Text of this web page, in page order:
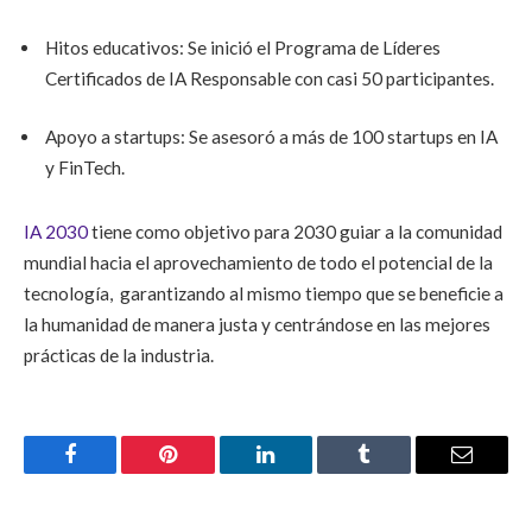
Hitos educativos: Se inició el Programa de Líderes
Certificados de IA Responsable con casi 50 participantes.
Apoyo a startups: Se asesoró a más de 100 startups en IA
y FinTech.
IA 2030tiene como objetivo para 2030 guiar a la comunidad
mundial hacia el aprovechamiento de todo el potencial de la
tecnología, garantizando al mismo tiempo que se beneficie a
la humanidad de manera justa y centrándose en las mejores
prácticas de la industria.
Facebook Pinterest LinkedIn Tumblr Email